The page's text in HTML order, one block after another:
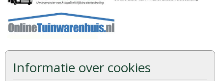
Informatie over cookies